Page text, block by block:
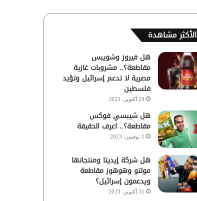
الأكثر مشاهدة
هل فيروز وشويبس
مقاطعة؟.. مشروبات غازية
مصرية لا تدعم إسرائيل وتؤيد
فلسطين
29 أكتوبر، 2023
هل شيبسي فوكس
مقاطعة؟.. اعرف الحقيقة
1 نوفمبر، 2023
هل شركة إيديتا ومنتجاتها
مولتو وهوهوز مقاطعة
ويدعمون إسرائيل؟
31 أكتوبر، 2023